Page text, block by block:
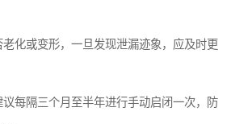
化或变形，一旦发现泄漏迹象，应及时更
每隔三个月至半年进行手动启闭一次，防